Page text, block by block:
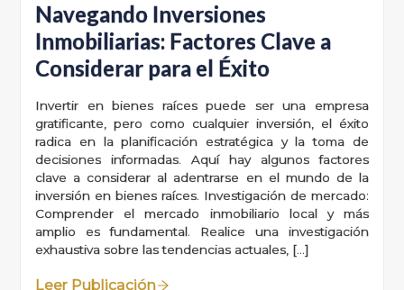
Navegando Inversiones
Inmobiliarias: Factores Clave a
Considerar para el Éxito
Invertir en bienes raíces puede ser una empresa
gratificante, pero como cualquier inversión, el éxito
radica en la planificación estratégica y la toma de
decisiones informadas. Aquí hay algunos factores
clave a considerar al adentrarse en el mundo de la
inversión en bienes raíces. Investigación de mercado:
Comprender el mercado inmobiliario local y más
amplio es fundamental. Realice una investigación
exhaustiva sobre las tendencias actuales, […]
Leer Publicación